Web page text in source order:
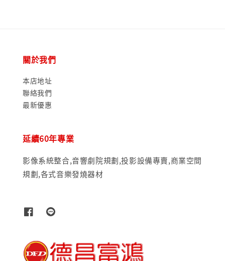
關於我們
本店地址
聯絡我們
最新優惠
延續60年專業
影像系統整合,音響劇院規劃,投影設備專賣,商業空間
規劃,各式音樂發燒器材